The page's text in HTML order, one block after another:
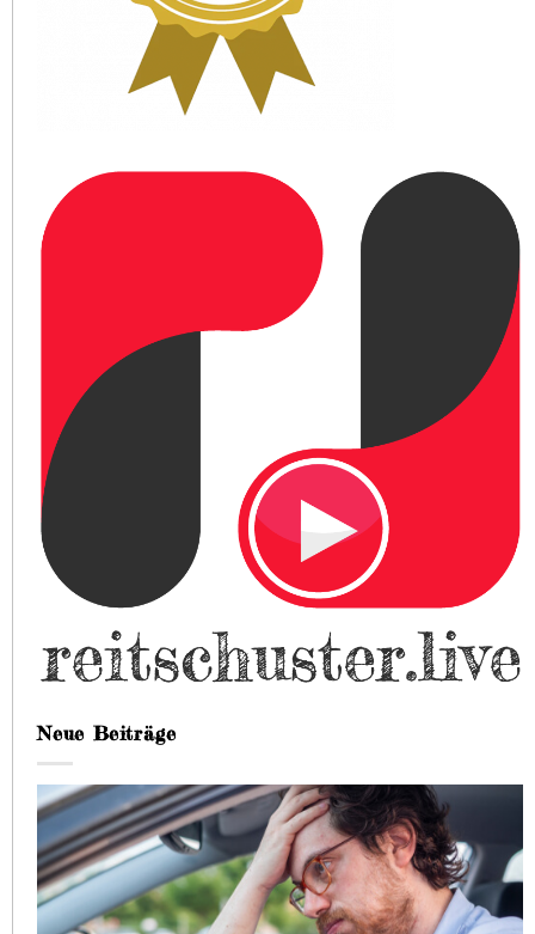
Neue Beiträge